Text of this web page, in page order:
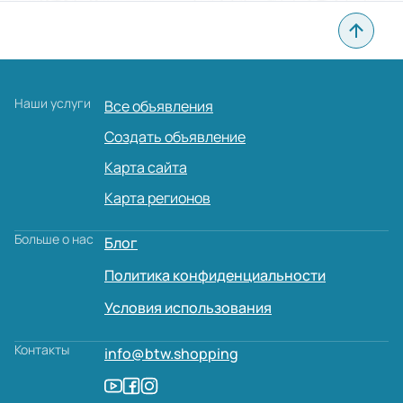
Наши услуги
Все объявления
Создать объявление
Карта сайта
Карта регионов
Больше о нас
Блог
Политика конфиденциальности
Условия использования
Контакты info@btw.shopping